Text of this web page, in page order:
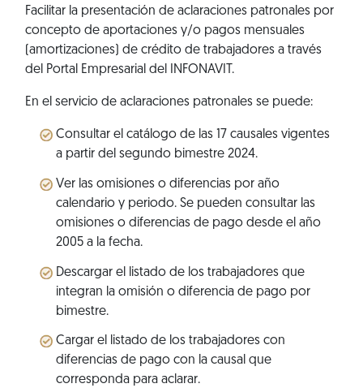
Facilitar la presentación de aclaraciones patronales por
concepto de aportaciones y/o pagos mensuales
(amortizaciones) de crédito de trabajadores a través
del Portal Empresarial del INFONAVIT.
En el servicio de aclaraciones patronales se puede:
Consultar el catálogo de las 17 causales vigentes
a partir del segundo bimestre 2024.
Ver las omisiones o diferencias por año
calendario y periodo. Se pueden consultar las
omisiones o diferencias de pago desde el año
2005 a la fecha.
Descargar el listado de los trabajadores que
integran la omisión o diferencia de pago por
bimestre.
Cargar el listado de los trabajadores con
diferencias de pago con la causal que
corresponda para aclarar.